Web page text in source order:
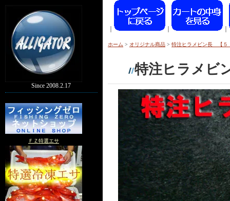
Since 2008.2.17
ＦＺ特選エサ
ホーム > オリジナル商品 > 特注ヒラメビン長 【
特注ヒラメビ